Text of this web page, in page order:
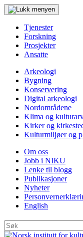
Tjenester
Forskning
Prosjekter
Ansatte
Arkeologi
Bygning
Konservering
Digital arkeologi
Nordområdene
Klima og
Kirker og
Kulturmiljøer og
Om oss
Jobb i NIKU
Lenke til blogg
Publikasjoner
Nyheter
English
Søk
etter: